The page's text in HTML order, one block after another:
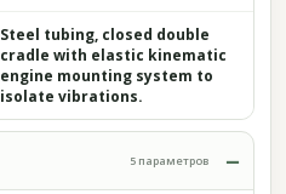
Steel tubing, closed double
cradle with elastic kinematic
engine mounting system to
isolate vibrations.
5 параметров